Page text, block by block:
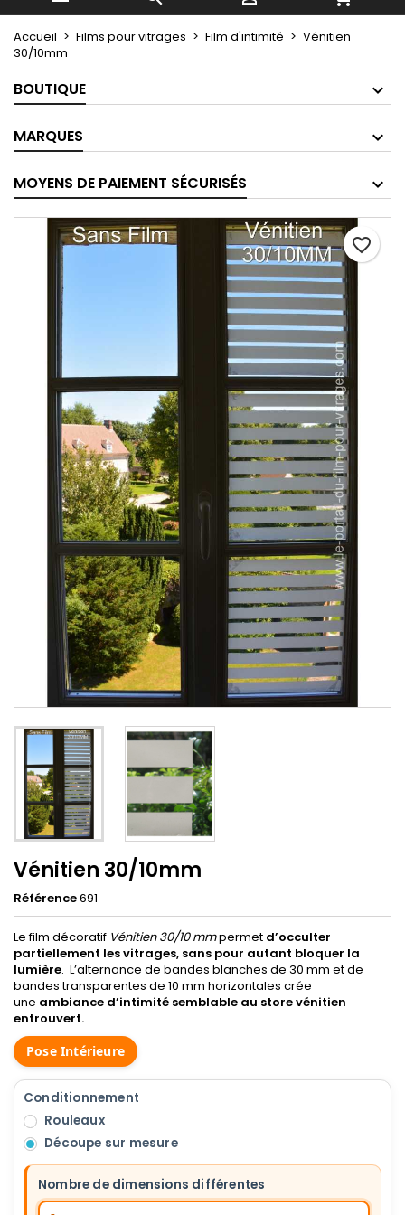
Accueil Films pour vitrages Film d'intimité
Vénitien
30/10mm
BOUTIQUE
MARQUES
MOYENS DE PAIEMENT SÉCURISÉS
Vénitien 30/10mm
Référence691
Le film décoratif Vénitien 30/10 mmpermet d’occulter
partiellement les vitrages, sans pour autant bloquer la
lumière. L’alternance de bandes blanches de 30 mm et de
bandes transparentes de 10 mm horizontales crée
une ambiance d’intimité semblable au store vénitien
entrouvert.
Pose Intérieure
Conditionnement
Rouleaux
Découpe sur mesure
Nombre de dimensions différentes
favorite_border